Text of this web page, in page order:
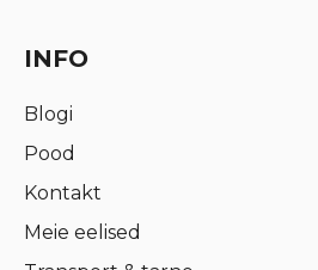
INFO
Blogi
Pood
Kontakt
Meie eelised